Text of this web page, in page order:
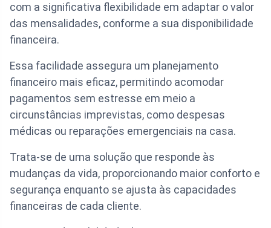
com a significativa flexibilidade em adaptar o valor
das mensalidades, conforme a sua disponibilidade
financeira.
Essa facilidade assegura um planejamento
financeiro mais eficaz, permitindo acomodar
pagamentos sem estresse em meio a
circunstâncias imprevistas, como despesas
médicas ou reparações emergenciais na casa.
Trata-se de uma solução que responde às
mudanças da vida, proporcionando maior conforto e
segurança enquanto se ajusta às capacidades
financeiras de cada cliente.